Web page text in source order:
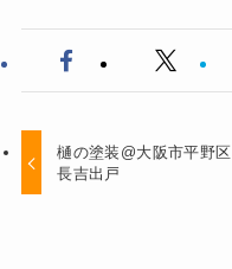
樋の塗装@大阪市平野区
長吉出戸